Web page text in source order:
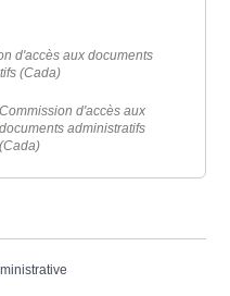
d'accès aux documents
(Cada)
Commission d'accès aux
documents administratifs
(Cada)